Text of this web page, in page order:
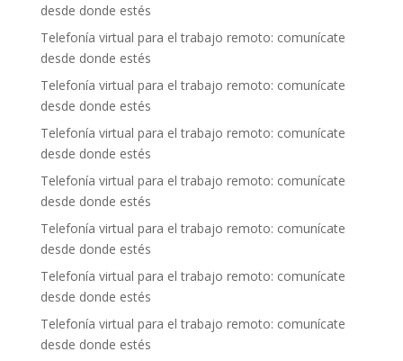
desde donde estés
Telefonía virtual para el trabajo remoto: comunícate
desde donde estés
Telefonía virtual para el trabajo remoto: comunícate
desde donde estés
Telefonía virtual para el trabajo remoto: comunícate
desde donde estés
Telefonía virtual para el trabajo remoto: comunícate
desde donde estés
Telefonía virtual para el trabajo remoto: comunícate
desde donde estés
Telefonía virtual para el trabajo remoto: comunícate
desde donde estés
Telefonía virtual para el trabajo remoto: comunícate
desde donde estés